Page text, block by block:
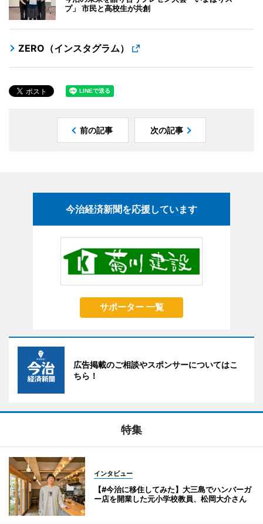
プ」 市民と高校生が共創
ZERO（インスタグラム）
前の記事 次の記事
今治経済新聞を応援しています
サポーター 一覧
広告掲載のご相談やスポンサーについてはこ
ちら！
特集
インタビュー
【#今治に移住してみた】大三島でハンバーガ
ー店を開業した元小学校教員、松岡大介さん